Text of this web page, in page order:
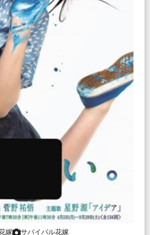
嫁 サバイバル花嫁